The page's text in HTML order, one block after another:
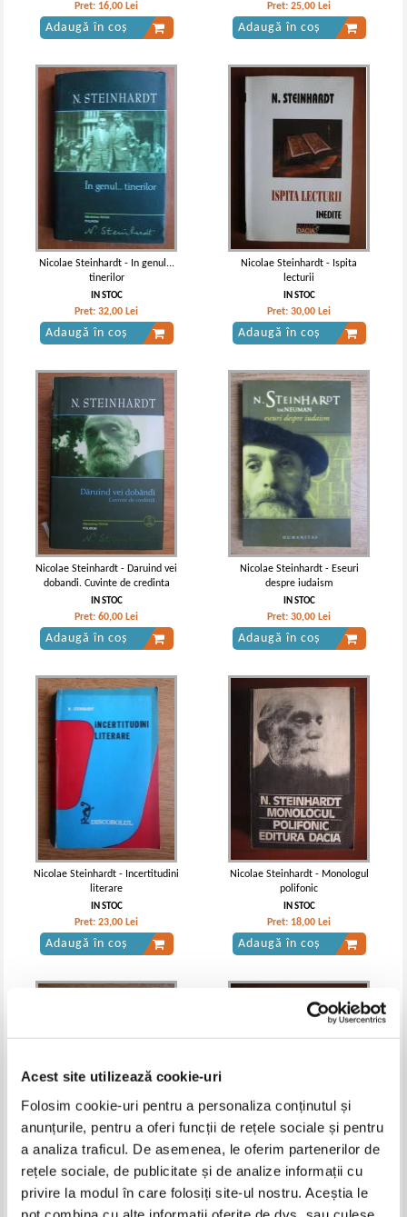
Acest site utilizează cookie-uri
Folosim cookie-uri pentru a personaliza conținutul și
anunțurile, pentru a oferi funcții de rețele sociale și pentru
a analiza traficul. De asemenea, le oferim partenerilor de
rețele sociale, de publicitate și de analize informații cu
privire la modul în care folosiți site-ul nostru. Aceștia le
Pret: 16,00 Lei
Adaugă în coș
Pret:25,00 Lei
Adaugă în coș
Nicolae Steinhardt - In genul...
tinerilor
IN STOC
Pret:32,00 Lei
Adaugă în coș
Nicolae Steinhardt - Ispita
lecturii
IN STOC
Pret:30,00 Lei
Adaugă în coș
Nicolae Steinhardt - Daruind vei
dobandi. Cuvinte de credinta
IN STOC
Pret:60,00 Lei
Adaugă în coș
Nicolae Steinhardt - Eseuri
despre iudaism
IN STOC
Pret:30,00 Lei
Adaugă în coș
Nicolae Steinhardt - Incertitudini
literare
IN STOC
Pret:23,00 Lei
Adaugă în coș
Nicolae Steinhardt - Monologul
polifonic
IN STOC
Pret: 18,00 Lei
Adaugă în coș
Nicolae Steinhardt - Geo Bogza
un poet al efectelor, exaltarii,
grandiosului, solemnitatii,
IN STOC
Nicolae Steinhardt in dialog cu
Ioan Pintea. Primejdia
marturisirii
IN STOC